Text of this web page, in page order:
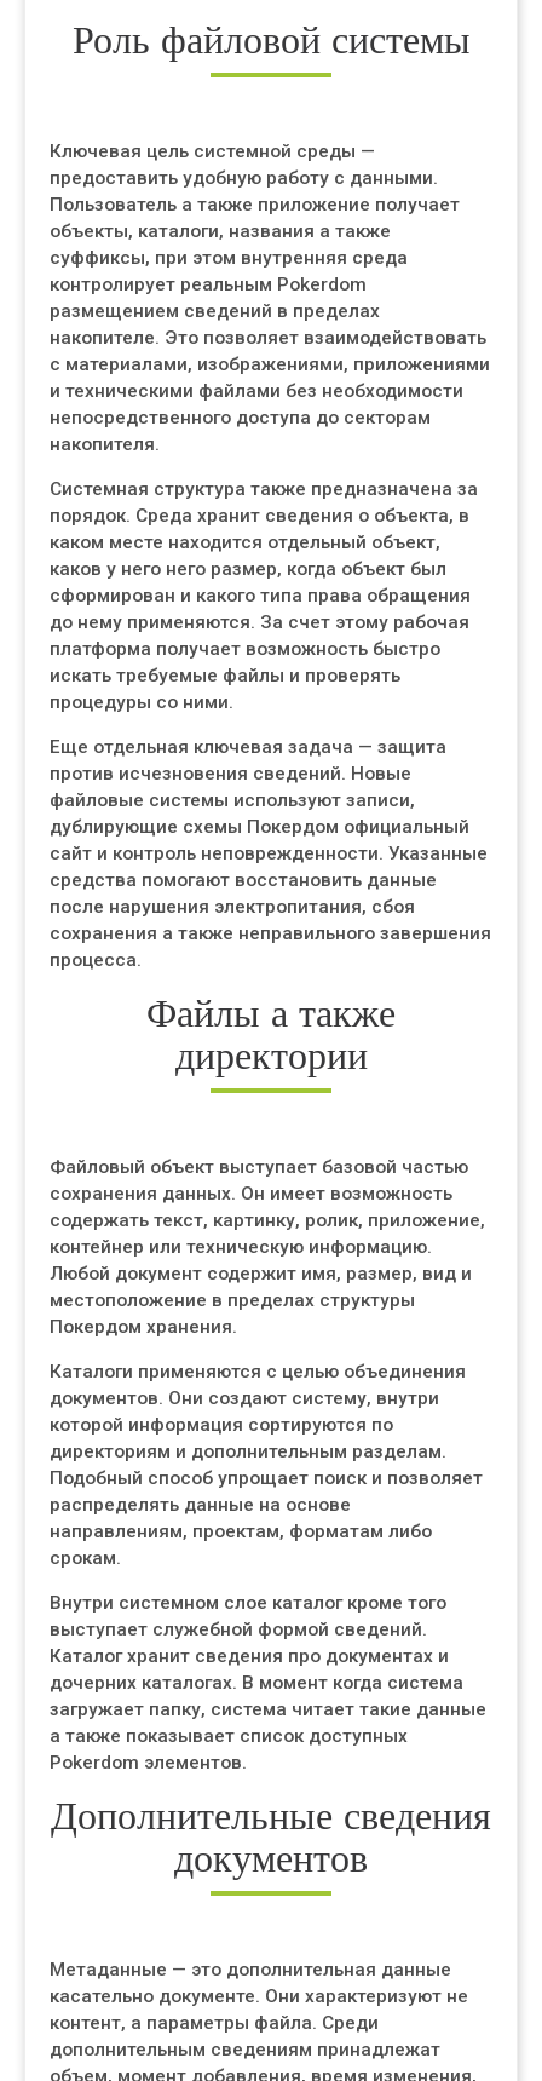
Роль файловой системы
Ключевая цель системной среды —
предоставить удобную работу с данными.
Пользователь а также приложение получает
объекты, каталоги, названия а также
суффиксы, при этом внутренняя среда
контролирует реальным Pokerdom
размещением сведений в пределах
накопителе. Это позволяет взаимодействовать
с материалами, изображениями, приложениями
и техническими файлами без необходимости
непосредственного доступа до секторам
накопителя.
Системная структура также предназначена за
порядок. Среда хранит сведения о объекта, в
каком месте находится отдельный объект,
каков у него него размер, когда объект был
сформирован и какого типа права обращения
до нему применяются. За счет этому рабочая
платформа получает возможность быстро
искать требуемые файлы и проверять
процедуры со ними.
Еще отдельная ключевая задача — защита
против исчезновения сведений. Новые
файловые системы используют записи,
дублирующие схемы Покердом официальный
сайт и контроль неповрежденности. Указанные
средства помогают восстановить данные
после нарушения электропитания, сбоя
сохранения а также неправильного завершения
процесса.
Файлы а также
директории
Файловый объект выступает базовой частью
сохранения данных. Он имеет возможность
содержать текст, картинку, ролик, приложение,
контейнер или техническую информацию.
Любой документ содержит имя, размер, вид и
местоположение в пределах структуры
Покердом хранения.
Каталоги применяются с целью объединения
документов. Они создают систему, внутри
которой информация сортируются по
директориям и дополнительным разделам.
Подобный способ упрощает поиск и позволяет
распределять данные на основе
направлениям, проектам, форматам либо
срокам.
Внутри системном слое каталог кроме того
выступает служебной формой сведений.
Каталог хранит сведения про документах и
дочерних каталогах. В момент когда система
загружает папку, система читает такие данные
а также показывает список доступных
Pokerdom элементов.
Дополнительные сведения
документов
Метаданные — это дополнительная данные
касательно документе. Они характеризуют не
контент, а параметры файла. Среди
дополнительным сведениям принадлежат
объем, момент добавления, время изменения,